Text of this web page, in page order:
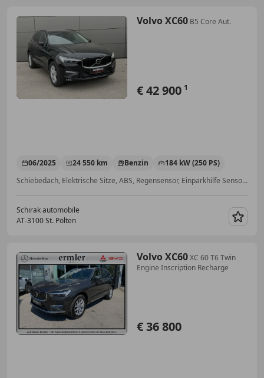
Volvo XC60 B5 Core Aut.
€ 42 900 1
06/2025 24 550 km Benzin
184 kW (250 PS)
Schiebedach, Elektrische Sitze, ABS, Regensensor, Einparkhilfe Sensoren hinten, Notrufsystem, Armlehne, Soundsystem
Schirak automobile
AT-3100 St. Pölten
Volvo XC60XC 60 T6 Twin
Engine Inscription Recharge
€ 36 800